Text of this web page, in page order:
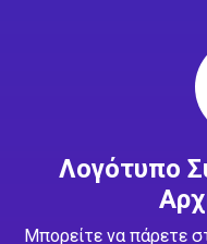
Λογότυπο
Μπορείτε να πάρετε